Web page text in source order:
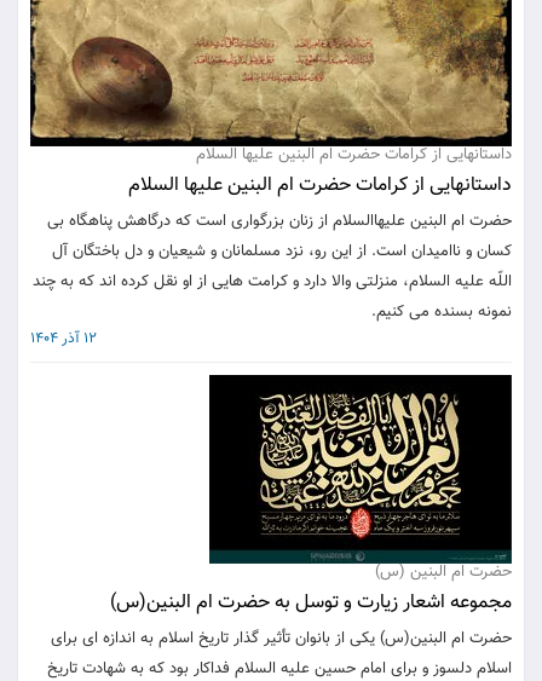
داستانهایی از کرامات حضرت ام البنین علیها السلام
داستانهایی از کرامات حضرت ام البنین علیها السلام
حضرت ام البنین علیهاالسلام از زنان بزرگواری است كه درگاهش پناهگاه بی
كسان و ناامیدان است. از این رو، نزد مسلمانان و شیعیان و دل باختگان آل
اللّه علیه السلام، منزلتی والا دارد و كرامت هایی از او نقل كرده اند كه به چند
نمونه بسنده می كنیم.
12 آذر 1404
حضرت ام البنین (س)
مجموعه اشعار زیارت و توسل به حضرت ام البنین(س)
حضرت ام‌ البنین(س) یکی از بانوان تأثیر گذار تاریخ اسلام به‌ اندازه‌ ای برای
اسلام دلسوز و برای امام حسین علیه السلام فداکار بود که به‌ شهادت تاریخ